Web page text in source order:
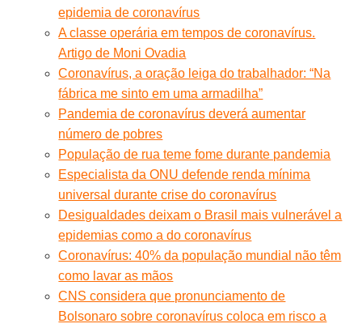
epidemia de coronavírus
A classe operária em tempos de coronavírus.
Artigo de Moni Ovadia
Coronavírus, a oração leiga do trabalhador: “Na
fábrica me sinto em uma armadilha”
Pandemia de coronavírus deverá aumentar
número de pobres
População de rua teme fome durante pandemia
Especialista da ONU defende renda mínima
universal durante crise do coronavírus
Desigualdades deixam o Brasil mais vulnerável a
epidemias como a do coronavírus
Coronavírus: 40% da população mundial não têm
como lavar as mãos
CNS considera que pronunciamento de
Bolsonaro sobre coronavírus coloca em risco a